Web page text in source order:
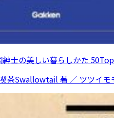
士の美しい暮らしかた
茶Swallowtail 著 ／ ツツイ